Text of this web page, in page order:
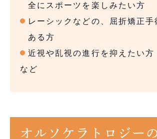
全にスポーツを楽しみたい方
レーシックなどの、屈折矯正手
ある方
近視や乱視の進行を抑えたい方
など
オルソケラトロジー